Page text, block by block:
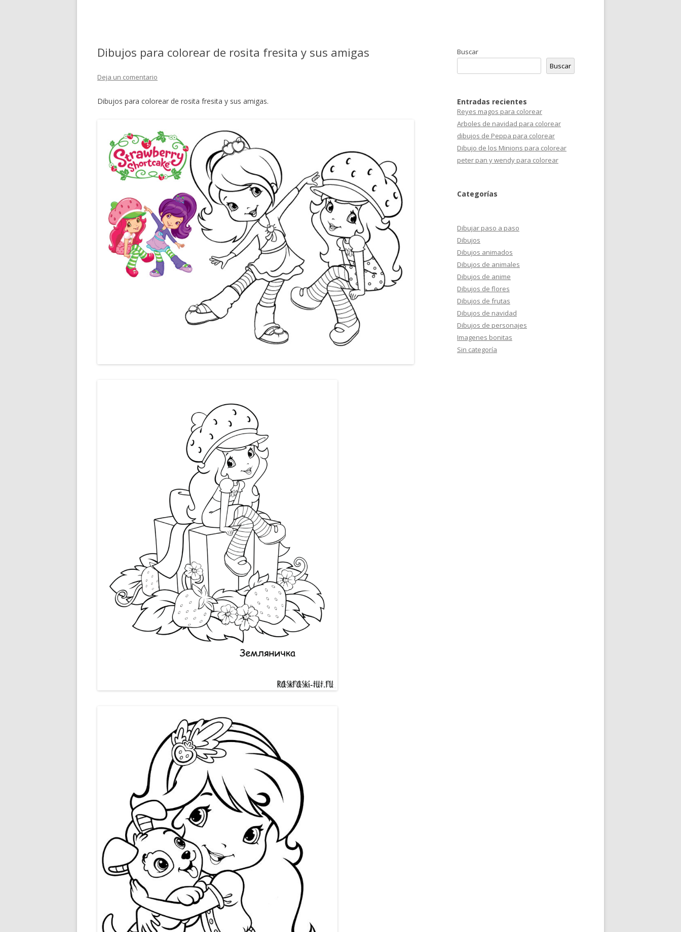
Dibujos para colorear de rosita fresita y sus amigas
Deja un comentario
Dibujos para colorear de rosita fresita y sus amigas.
Buscar
Buscar
Entradas recientes
Reyes magos para colorear
Arboles de navidad para colorear
dibujos de Peppa para colorear
Dibujo de los Minions para colorear
peter pan y wendy para colorear
Categorías
Dibujar paso a paso
Dibujos
Dibujos animados
Dibujos de animales
Dibujos de anime
Dibujos de flores
Dibujos de frutas
Dibujos de navidad
Dibujos de personajes
Imagenes bonitas
Sin categoría